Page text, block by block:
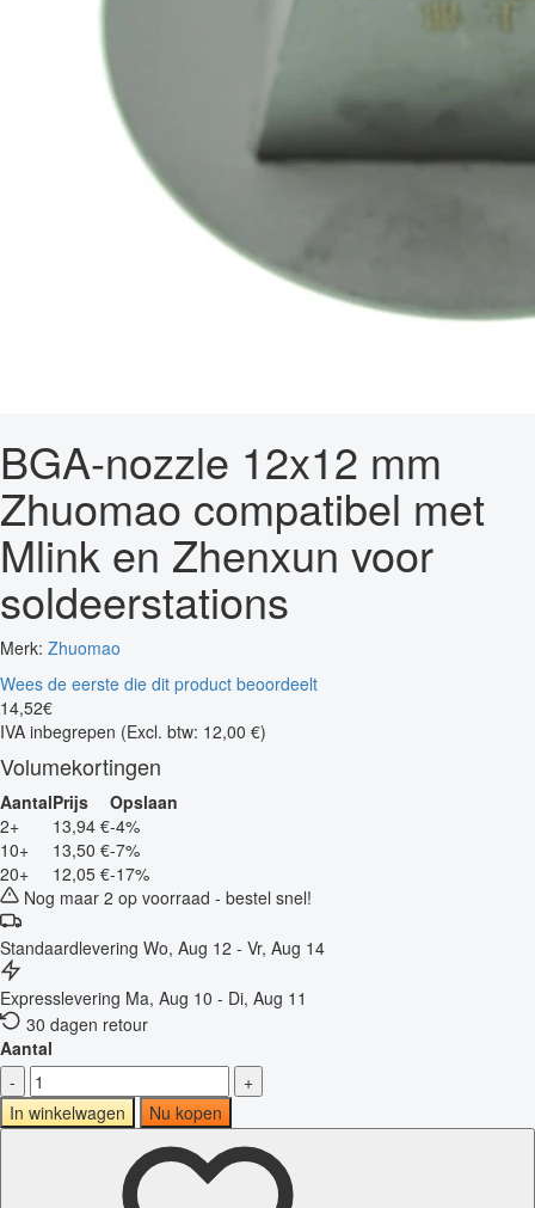
BGA-nozzle 12x12 mm
Zhuomao compatibel met
Mlink en Zhenxun voor
soldeerstations
Merk: Zhuomao
Wees de eerste die dit product beoordeelt
14,52€
IVA inbegrepen (Excl. btw: 12,00 €)
Volumekortingen
AantalPrijs
Opslaan
2+
13,94 €-4%
10+
13,50 €-7%
20+
12,05 €-17%
Nog maar 2 op voorraad - bestel snel!
Standaardlevering Wo, Aug 12 - Vr, Aug 14
Expresslevering Ma, Aug 10 - Di, Aug 11
30 dagen retour
Aantal
-
+
In winkelwagen
Nu kopen